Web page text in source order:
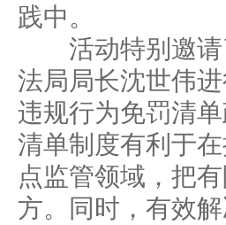
践中。
活动特别邀请
法局局长沈世伟
违规行为免罚清
清单制度有利于
点监管领域，把
方。同时，有效